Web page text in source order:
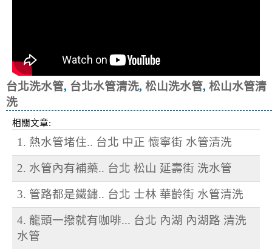
台北洗水管, 台北水管清洗, 松山洗水管, 松山水管清
洗
相關文章:
1. 熱水管堵住.. 台北 中正 懷寧街 水管清洗
2. 水管內有補藥.. 台北 松山 延壽街 洗水管
3. 管路都是鐵鏽.. 台北 士林 華齡街 水管清洗
4. 龍頭一撥就有咖啡... 台北 內湖 內湖路 清洗
水管